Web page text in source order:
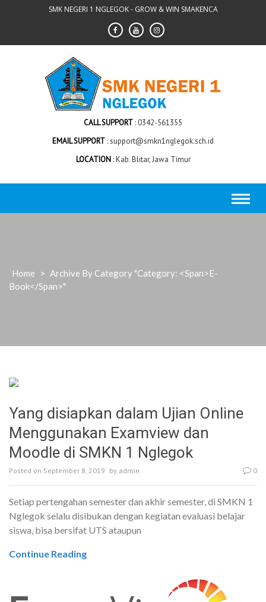
SMK NEGERI 1 NGLEGOK - GROW & WIN SMAKENCA
CALL SUPPORT 0342-561355
EMAIL SUPPORT support@smkn1nglegok.sch.id
LOCATION Kab. Blitar, Jawa Timur
Home > Archive By Category "Category: <span>E-
Book</span>"
Yang disiapkan dalam Ujian Online
Menggunakan Examview dan
Moodle di SMKN 1 Nglegok
Posted on September 8, 2019 by admin 0
Setiap pertengahan semester dan akhir semester, di SMKN 1
Nglegok selalu disibukan dengan kegiatan evaluasi belajar
siswa, bisa bersifat UTS ataupun
Continue Reading